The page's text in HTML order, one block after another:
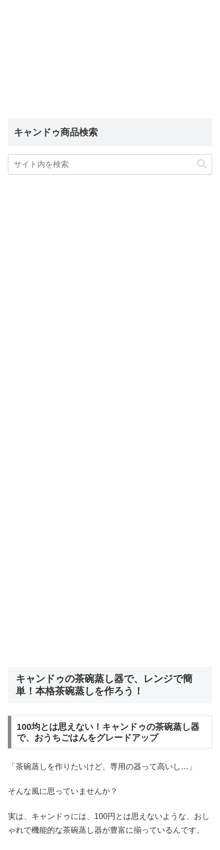
キャンドゥ商品検索
キャンドゥの茶碗蒸し器で、レンジで簡
単！本格茶碗蒸しを作ろう！
100均とは思えない！キャンドゥの茶碗蒸し器
で、おうちごはんをグレードアップ
「茶碗蒸しを作りたいけど、専用の器って高いし…」
そんな風に思っていませんか？
実は、キャンドゥには、100円とは思えないような、おし
ゃれで機能的な茶碗蒸し器が豊富に揃っているんです。